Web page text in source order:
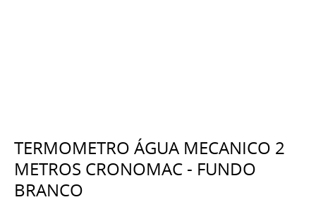
TERMOMETRO ÁGUA MECANICO 2
METROS CRONOMAC - FUNDO
BRANCO